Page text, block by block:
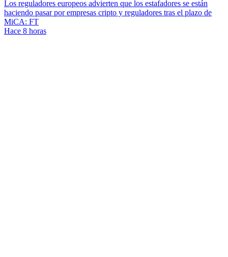
Los reguladores europeos advierten que los estafadores se están
haciendo pasar por empresas cripto y reguladores tras el plazo de
MiCA: FT
Hace 8 horas